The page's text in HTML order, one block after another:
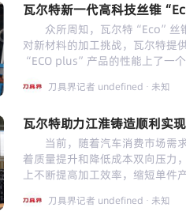
埃的制造发展经理 Philip Spiers
少百分之三，回报是显着的，
助于开发加工解决方案，梅西埃
发”的目标。原先就拥有加工“
代价。随着超过 130 吨的下降
尤其是当该项目代表了梅西埃
金锻造毛坯件粗加工的机床是
Gloucester 工厂最新的型号，
成本。”该机床特有的齿轮驱
的刀具寿命仅比以秒来计数稍好
Pearson 和Dave Todd 以及更
瓦尔特新一代高科技丝锥
众所周知，瓦尔特“Eco”丝锥
对新材料的加工挑战，瓦尔特提
“ECO plus”产品的性能上了
家的瓦尔特公司，肯定了解这一
“Eco”丝锥产品系列已连续多
螺纹切削 尽管我们有大量长
会开始老化而需要更新。这是因
越复杂，对加工这些材料的刀
上千个螺纹连接，旨在能承受多
刀具界记者 undefined · 未知
瓦尔特助力江淮铸造顺利实
当前，随着汽车消费市场需求
着质量提升和降低成本双向压力
上不断提高加工效率，缩短单件
动机加工车间必须不断提高效
刀具界记者 undefined · 未知